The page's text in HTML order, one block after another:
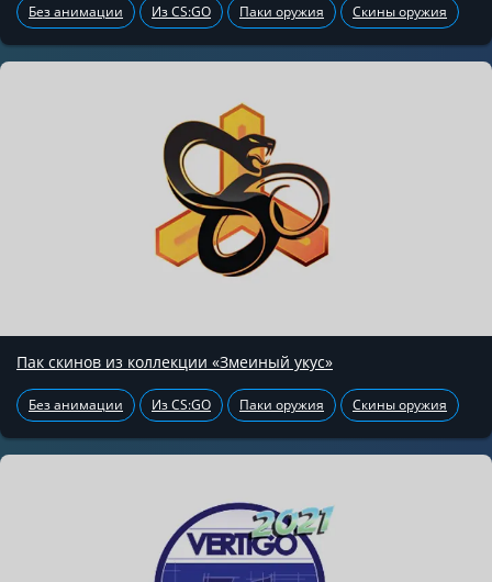
Без анимации Из CS:GO Паки оружия Скины оружия
Пак скинов из коллекции «Змеиный укус»
Без анимации Из CS:GO Паки оружия Скины оружия